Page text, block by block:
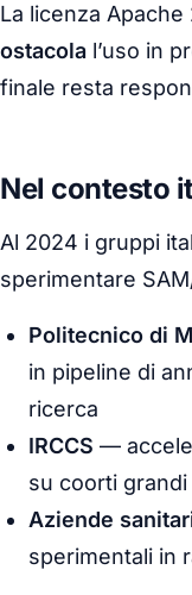
La licenza Apache
ostacola l’uso in
finale resta
Nel contesto
Al 2024 i gruppi
sperimentare
Politecnico di
in pipeline di
ricerca
IRCCS —
su coorti grandi
Aziende
sperimentali in